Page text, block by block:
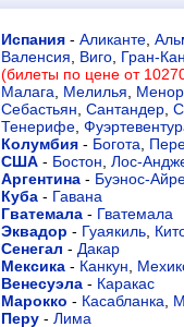
Испания - Аликанте
Валенсия
Виго Гран-
(билеты по цене от
Малага
Мелилья
Себастьян Сантандер
Тенерифе
Колумбия - Богота
США - Бостон Лос-
Аргентина - Буэнос-
Куба - Гавана
Гватемала - Гватемала
Эквадор - Гуаякиль
Сенегал - Дакар
Мексика - Канкун
Венесуэла - Каракас
Марокко - Касабланка
Перу - Лима